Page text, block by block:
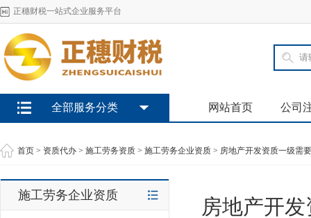
正穗财税一站式企业服务平台
网站首页 公司
全部服务分类
首页 > 资质代办 > 施工劳务资质 > 施工劳务企业资质 > 房地产开发资质一级需
施工劳务企业资质 房地产开